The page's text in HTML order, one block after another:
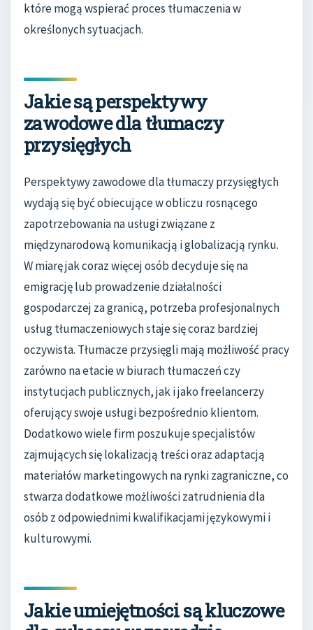
które mogą wspierać proces tłumaczenia w
określonych sytuacjach.
Jakie są perspektywy
zawodowe dla tłumaczy
przysięgłych
Perspektywy zawodowe dla tłumaczy przysięgłych
wydają się być obiecujące w obliczu rosnącego
zapotrzebowania na usługi związane z
międzynarodową komunikacją i globalizacją rynku.
W miarę jak coraz więcej osób decyduje się na
emigrację lub prowadzenie działalności
gospodarczej za granicą, potrzeba profesjonalnych
usług tłumaczeniowych staje się coraz bardziej
oczywista. Tłumacze przysięgli mają możliwość pracy
zarówno na etacie w biurach tłumaczeń czy
instytucjach publicznych, jak i jako freelancerzy
oferujący swoje usługi bezpośrednio klientom.
Dodatkowo wiele firm poszukuje specjalistów
zajmujących się lokalizacją treści oraz adaptacją
materiałów marketingowych na rynki zagraniczne, co
stwarza dodatkowe możliwości zatrudnienia dla
osób z odpowiednimi kwalifikacjami językowymi i
kulturowymi.
Jakie umiejętności są kluczowe